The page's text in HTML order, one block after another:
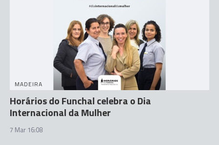
MADEIRA
Horários do Funchal celebra o Dia
Internacional da Mulher
7 Mar 16:08